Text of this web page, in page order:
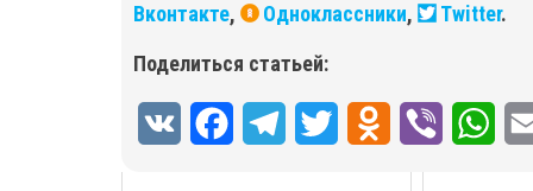
Вконтакте, Одноклассники, Twitter.
Поделиться статьей: